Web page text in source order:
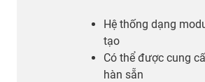
Hệ thống dạng
tạo
Có thể được cung
hàn sẵn